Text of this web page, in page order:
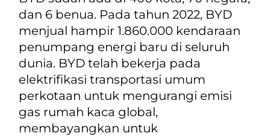
dan 6 benua. Pada tahun 2022, BYD
menjual hampir 1.860.000 kendaraan
penumpang energi baru di seluruh
dunia. BYD telah bekerja pada
elektrifikasi transportasi umum
perkotaan untuk mengurangi emisi
gas rumah kaca global,
membayangkan untuk